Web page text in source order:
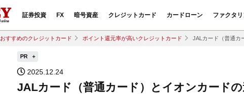
証券投資 FX 暗号資産 クレジットカード カードローン ファクタ
おすすめのクレジットカード ポイント還元率が高いクレジットカード JALカード（普通カ
PR
2025.12.24
JALカード（普通カード）とイオンカード